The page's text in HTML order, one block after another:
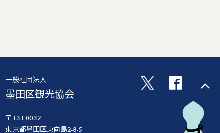
一般社団法人
墨田区観光協会
〒131-0032
東京都墨田区東向島2-8-5